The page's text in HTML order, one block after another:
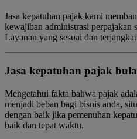
Jasa kepatuhan pajak kami
kewajiban administrasi perpajakan
Layanan yang sesuai dan
Jasa kepatuhan pajak
Mengetahui fakta bahwa pajak
menjadi beban bagi bisnis anda,
dengan baik jika pemenuhan
baik dan tepat waktu.